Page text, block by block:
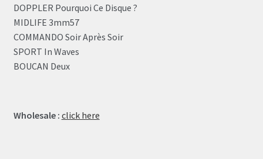
DOPPLER Pourquoi Ce Disque ?
MIDLIFE 3mm57
COMMANDO Soir Après Soir
SPORT In Waves
BOUCAN Deux
Wholesale : click here